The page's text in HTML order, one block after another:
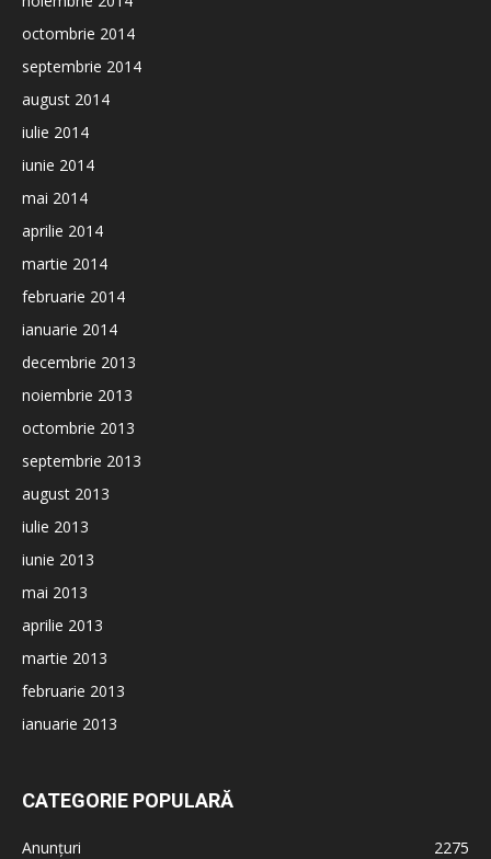
octombrie 2014
septembrie 2014
august 2014
iulie 2014
iunie 2014
mai 2014
aprilie 2014
martie 2014
februarie 2014
ianuarie 2014
decembrie 2013
noiembrie 2013
octombrie 2013
septembrie 2013
august 2013
iulie 2013
iunie 2013
mai 2013
aprilie 2013
martie 2013
februarie 2013
ianuarie 2013
CATEGORIE POPULARĂ
Anunțuri
2275